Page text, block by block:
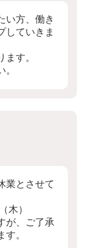
い方、働き
していきま
す。
業とさせて
木）
が、ご了承
。